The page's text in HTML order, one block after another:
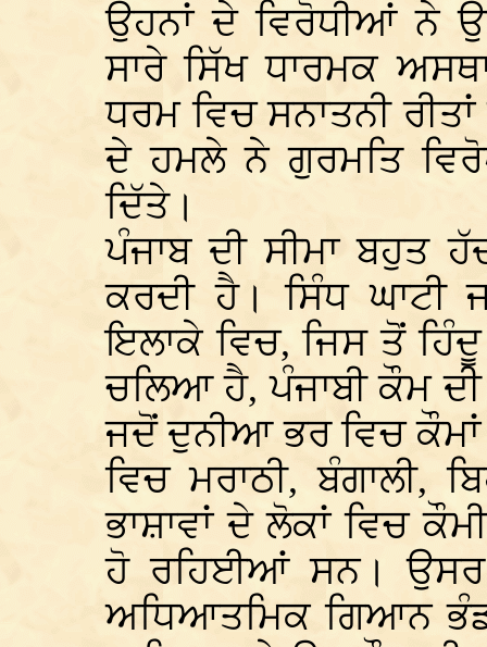
ਉਹਨਾਂ ਦੇ ਵਿਰੋਧੀਆਂ ਨੇ
ਸਾਰੇ ਸਿੱਖ ਧਾਰਮਕ
ਧਰਮ ਵਿਚ ਸਨਾਤਨੀ
ਦੇ ਹਮਲੇ ਨੇ ਗੁਰਮਤਿ
ਦਿੱਤੇ।
ਪੰਜਾਬ ਦੀ ਸੀਮਾ ਬਹੁਤ
ਕਰਦੀ ਹੈ। ਸਿੰਧ ਘਾਟੀ
ਇਲਾਕੇ ਵਿਚ, ਜਿਸ ਤੋਂ
ਚਲਿਆ ਹੈ, ਪੰਜਾਬੀ ਕੌਮ
ਜਦੋਂ ਦੁਨੀਆ ਭਰ ਵਿਚ
ਵਿਚ ਮਰਾਠੀ, ਬੰਗਾਲੀ,
ਭਾਸ਼ਾਵਾਂ ਦੇ ਲੋਕਾਂ ਵਿਚ
ਹੋ ਰਹਿਈਆਂ ਸਨ। ਉਸਰ
ਅਧਿਆਤਮਿਕ ਗਿਆਨ